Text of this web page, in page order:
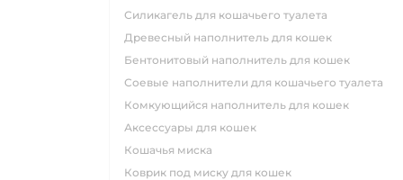
силикагель для кошачьего туалета
древесный наполнитель для кошек
бентонитовый наполнитель для кошек
соевые наполнители для кошачьего туалета
комкующийся наполнитель для кошек
аксессуары для кошек
кошачья миска
коврик под миску для кошек